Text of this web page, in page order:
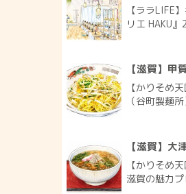
【ララLIFE
リエ HAKU
【滋賀】甲
【かりそめ
（谷町製麺
【滋賀】大
【かりそめ
滋賀の魅力